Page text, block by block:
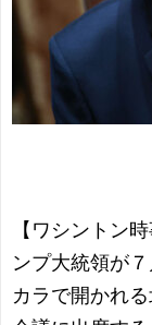
【ワシントン
ンプ大統領が
カラで開かれ